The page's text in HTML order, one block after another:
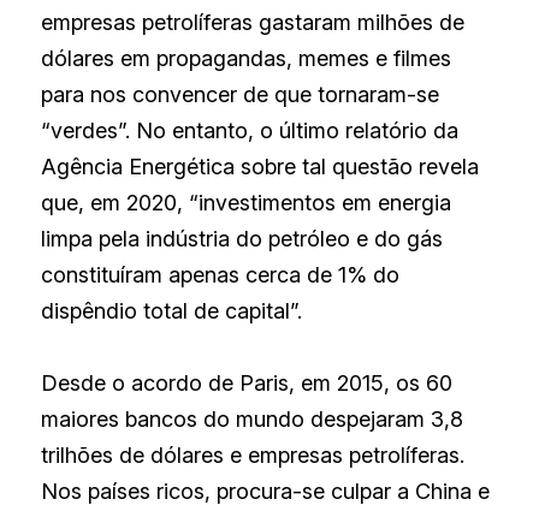
empresas petrolíferas gastaram milhões de
dólares em propagandas, memes e filmes
para nos convencer de que tornaram-se
“verdes”. No entanto, o último relatório da
Agência Energética sobre tal questão revela
que, em 2020, “investimentos em energia
limpa pela indústria do petróleo e do gás
constituíram apenas cerca de 1% do
dispêndio total de capital”.
Desde o acordo de Paris, em 2015, os 60
maiores bancos do mundo despejaram 3,8
trilhões de dólares e empresas petrolíferas.
Nos países ricos, procura-se culpar a China e